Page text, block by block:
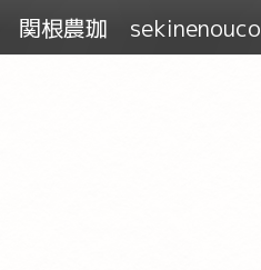
関根農珈 sekinenouco